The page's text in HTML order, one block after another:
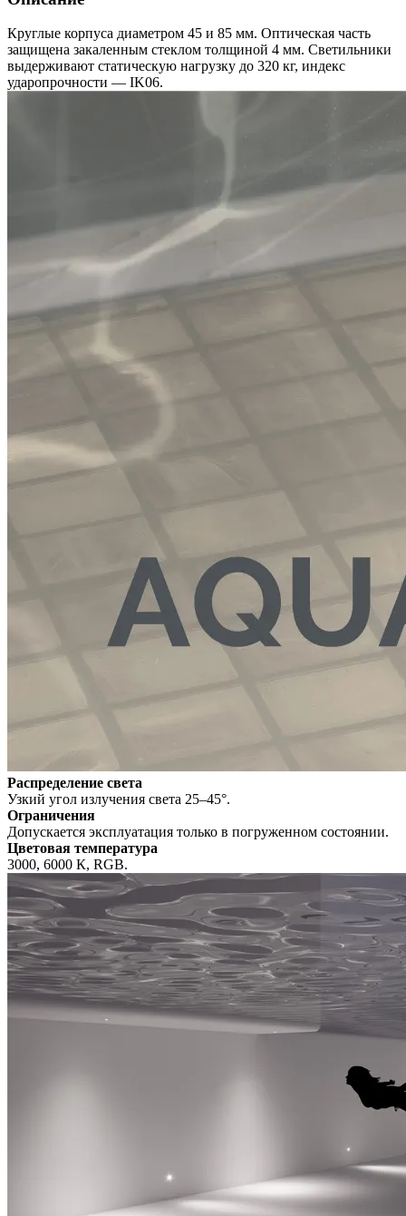
Круглые корпуса диаметром 45 и 85 мм. Оптическая часть
защищена закаленным стеклом толщиной 4 мм. Светильники
выдерживают статическую нагрузку до 320 кг, индекс
ударопрочности — IK06.
Распределение света
Узкий угол излучения света 25–45°.
Ограничения
Допускается эксплуатация только в погруженном состоянии.
Цветовая температура
3000, 6000 К, RGB.